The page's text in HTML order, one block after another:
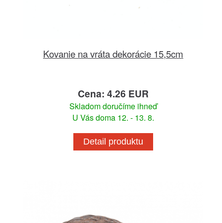
Kovanie na vráta dekorácie 15,5cm
Cena: 4.26 EUR
Skladom doručíme ihneď
U Vás doma 12. - 13. 8.
Detail produktu